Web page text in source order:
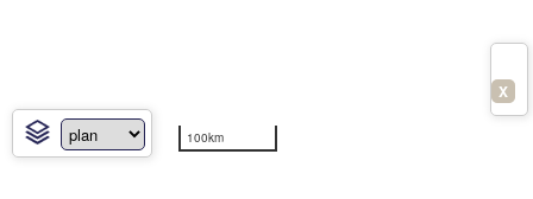
100km
X